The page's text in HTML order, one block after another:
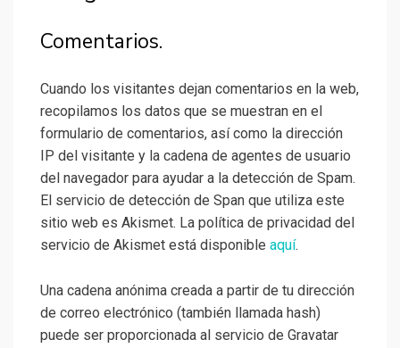
Comentarios.
Cuando los visitantes dejan comentarios en la web,
recopilamos los datos que se muestran en el
formulario de comentarios, así como la dirección
IP del visitante y la cadena de agentes de usuario
del navegador para ayudar a la detección de Spam.
El servicio de detección de Span que utiliza este
sitio web es Akismet. La política de privacidad del
servicio de Akismet está disponible aquí.
Una cadena anónima creada a partir de tu dirección
de correo electrónico (también llamada hash)
puede ser proporcionada al servicio de Gravatar